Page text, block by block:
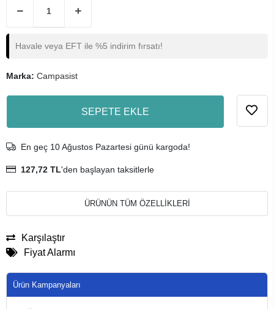
Havale veya EFT ile %5 indirim fırsatı!
Marka: Campasist
SEPETE EKLE
En geç 10 Ağustos Pazartesi günü kargoda!
127,72 TL'den başlayan taksitlerle
ÜRÜNÜN TÜM ÖZELLİKLERİ
Karşılaştır
Fiyat Alarmı
Ürün Kampanyaları